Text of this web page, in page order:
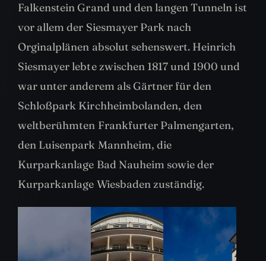
Falkenstein Grand und den langen Tunneln ist
vor allem der Siesmayer Park nach
Orginalplänen absolut sehenswert. Heinrich
Siesmayer lebte zwischen 1817 und 1900 und
war unter anderem als Gärtner für den
Schloßpark Kirchheimbolanden, den
weltberühmten Frankfurter Palmengarten,
den Luisenpark Mannheim, die
Kurparkanlage Bad Nauheim sowie der
Kurparkanlage Wiesbaden zuständig.